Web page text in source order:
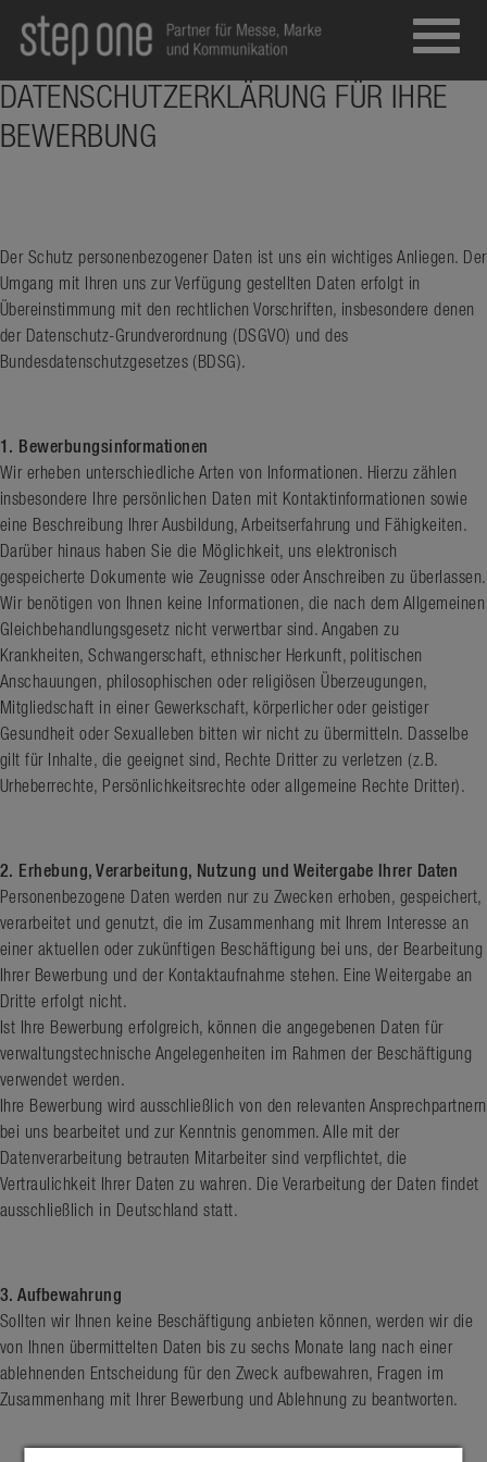
DATENSCHUTZERKLÄRUNG FÜR IHRE
BEWERBUNG
Der Schutz personenbezogener Daten ist uns ein wichtiges Anliegen. Der
Umgang mit Ihren uns zur Verfügung gestellten Daten erfolgt in
Übereinstimmung mit den rechtlichen Vorschriften, insbesondere denen
der Datenschutz-Grundverordnung (DSGVO) und des
Bundesdatenschutzgesetzes (BDSG).
1. Bewerbungsinformationen
Wir erheben unterschiedliche Arten von Informationen. Hierzu zählen
insbesondere Ihre persönlichen Daten mit Kontaktinformationen sowie
eine Beschreibung Ihrer Ausbildung, Arbeitserfahrung und Fähigkeiten.
Darüber hinaus haben Sie die Möglichkeit, uns elektronisch
gespeicherte Dokumente wie Zeugnisse oder Anschreiben zu überlassen.
Wir benötigen von Ihnen keine Informationen, die nach dem Allgemeinen
Gleichbehandlungsgesetz nicht verwertbar sind. Angaben zu
Krankheiten, Schwangerschaft, ethnischer Herkunft, politischen
Anschauungen, philosophischen oder religiösen Überzeugungen,
Mitgliedschaft in einer Gewerkschaft, körperlicher oder geistiger
Gesundheit oder Sexualleben bitten wir nicht zu übermitteln. Dasselbe
gilt für Inhalte, die geeignet sind, Rechte Dritter zu verletzen (z.B.
Urheberrechte, Persönlichkeitsrechte oder allgemeine Rechte Dritter).
2. Erhebung, Verarbeitung, Nutzung und Weitergabe Ihrer Daten
Personenbezogene Daten werden nur zu Zwecken erhoben, gespeichert,
verarbeitet und genutzt, die im Zusammenhang mit Ihrem Interesse an
einer aktuellen oder zukünftigen Beschäftigung bei uns, der Bearbeitung
Ihrer Bewerbung und der Kontaktaufnahme stehen. Eine Weitergabe an
Dritte erfolgt nicht.
Ist Ihre Bewerbung erfolgreich, können die angegebenen Daten für
verwaltungstechnische Angelegenheiten im Rahmen der Beschäftigung
verwendet werden.
Ihre Bewerbung wird ausschließlich von den relevanten Ansprechpartnern
bei uns bearbeitet und zur Kenntnis genommen. Alle mit der
Datenverarbeitung betrauten Mitarbeiter sind verpflichtet, die
Vertraulichkeit Ihrer Daten zu wahren. Die Verarbeitung der Daten findet
ausschließlich in Deutschland statt.
3. Aufbewahrung
Sollten wir Ihnen keine Beschäftigung anbieten können, werden wir die
von Ihnen übermittelten Daten bis zu sechs Monate lang nach einer
ablehnenden Entscheidung für den Zweck aufbewahren, Fragen im
Zusammenhang mit Ihrer Bewerbung und Ablehnung zu beantworten.